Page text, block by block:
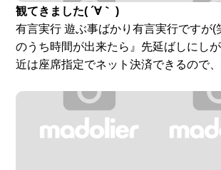
観てきました( ´∀｀ )
有言実行 遊ぶ事ばかり有言実行ですが(
のうち時間が出来たら』先延ばしにし
近は座席指定でネット決済できるので